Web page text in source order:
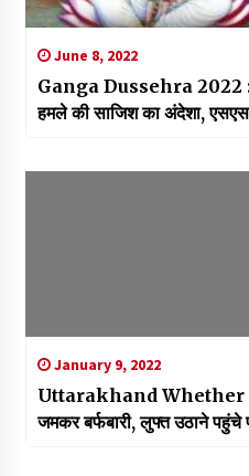
June 8, 2022
Ganga Dussehra 2022 :
हमले की साजिश का अंदेशा,
January 9, 2022
Uttarakhand Whether
जमकर बर्फबारी, लुफ्त उठाने पहुंचे